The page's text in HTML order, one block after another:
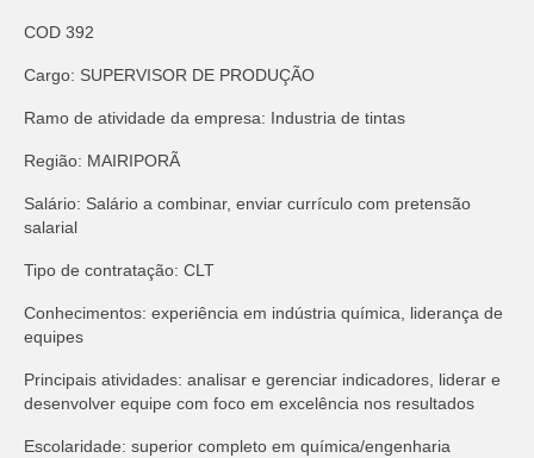
COD 392
Cargo: SUPERVISOR DE PRODUÇÃO
Ramo de atividade da empresa: Industria de tintas
Região: MAIRIPORÃ
Salário: Salário a combinar, enviar currículo com pretensão
salarial
Tipo de contratação: CLT
Conhecimentos: experiência em indústria química, liderança de
equipes
Principais atividades: analisar e gerenciar indicadores, liderar e
desenvolver equipe com foco em excelência nos resultados
Escolaridade: superior completo em química/engenharia